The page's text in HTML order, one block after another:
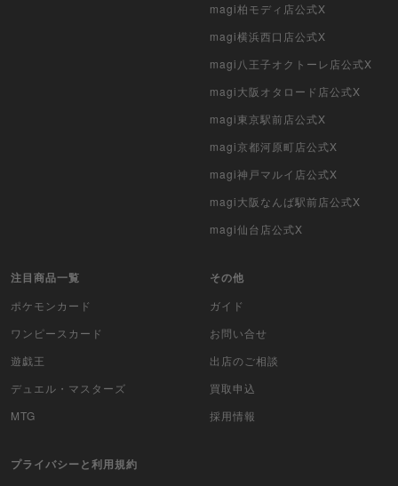
カードファイト!! ヴァンガード
WIXOSS
WCCF
ムシキング
magi柏モディ店公式X
magi横浜西口店公式X
magi八王子オクトーレ店公式X
magi大阪オタロード店公式X
magi東京駅前店公式X
magi京都河原町店公式X
magi神戸マルイ店公式X
magi大阪なんば駅前店公式X
magi仙台店公式X
注目商品一覧
ポケモンカード
ワンピースカード
遊戯王
デュエル・マスターズ
MTG
その他
ガイド
お問い合せ
出店のご相談
買取申込
採用情報
プライバシーと利用規約